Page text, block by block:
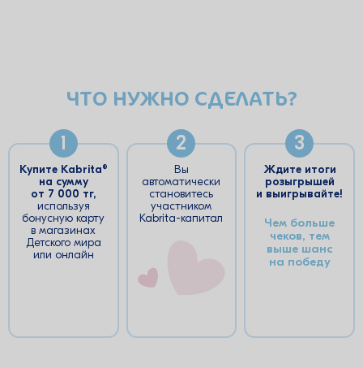
ЧТО НУЖНО СДЕЛАТЬ?
1
Купите Kabrita®
на сумму
от 7 000 тг,
используя
бонусную карту
в магазинах
Детского мира
или онлайн
2
Вы
автоматически
становитесь
участником
Kabrita-капитал
3
Ждите итоги
розыгрышей
и выигрывайте!
Чем больше
чеков, тем
выше шанс
на победу